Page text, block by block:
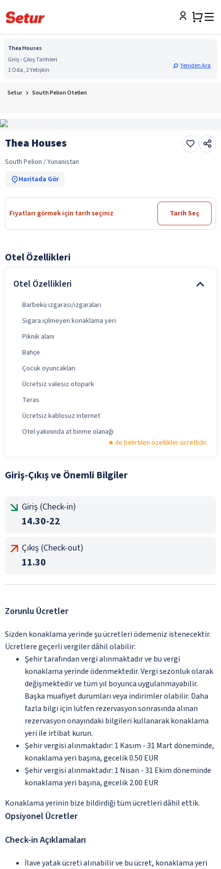
Thea Houses
Giriş - Çıkış Tarihleri
1 Oda, 2 Yetişkin
Yeniden Ara
Setur South Pelion Otelleri
Thea Houses
South Pelion / Yunanistan
Haritada Gör
Fiyatları görmek için tarih seçiniz Tarih Seç
Otel Özellikleri
Otel Özellikleri
Barbekü ızgarası/ızgaraları
Sigara içilmeyen konaklama yeri
Piknik alanı
Bahçe
Çocuk oyuncakları
Ücretsiz valesiz otopark
Teras
Ücretsiz kablosuz internet
Otel yakınında at binme olanağı
ile belirtilen özellikler ücretlidir.
Giriş-Çıkış ve Önemli Bilgiler
Giriş (Check-in)
14.30-22
Çıkış (Check-out)
11.30
Zorunlu Ücretler
Sizden konaklama yerinde şu ücretleri ödemeniz istenecektir.
Ücretlere geçerli vergiler dâhil olabilir:
Şehir tarafından vergi alınmaktadır ve bu vergi
konaklama yerinde ödenmektedir. Vergi sezonluk olarak
değişmektedir ve tüm yıl boyunca uygulanmayabilir.
Başka muafiyet durumları veya indirimler olabilir. Daha
fazla bilgi için lütfen rezervasyon sonrasında alınan
rezervasyon onayındaki bilgileri kullanarak konaklama
yeri ile irtibat kurun.
Şehir vergisi alınmaktadır: 1 Kasım - 31 Mart döneminde,
konaklama yeri başına, gecelik 0.50 EUR
Şehir vergisi alınmaktadır: 1 Nisan - 31 Ekim döneminde
konaklama yeri başına, gecelik 2.00 EUR
Konaklama yerinin bize bildirdiği tüm ücretleri dâhil ettik.
Opsiyonel Ücretler
Check-in Açıklamaları
İlave yatak ücreti alınabilir ve bu ücret, konaklama yeri